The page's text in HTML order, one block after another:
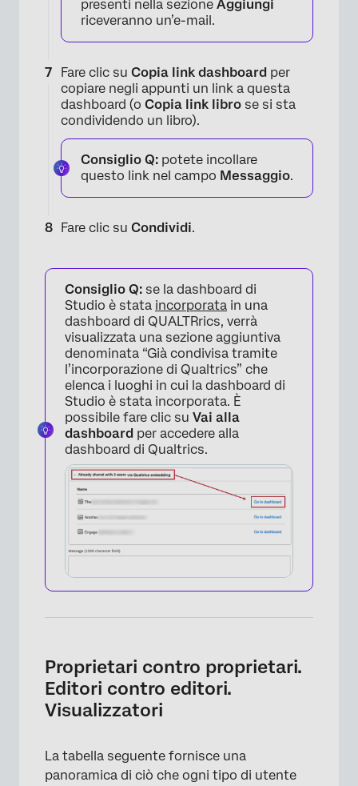
×
presenti nella sezione Aggiungi
riceveranno un’e-mail.
Fare clic su Copia link dashboard per
copiare negli appunti un link a questa
dashboard (o Copia link libro se si sta
condividendo un libro).
Consiglio Q: potete incollare
questo link nel campo Messaggio.
Fare clic su Condividi.
Consiglio Q: se la dashboard di
Studio è stata incorporata in una
dashboard di QUALTRrics, verrà
visualizzata una sezione aggiuntiva
denominata “Già condivisa tramite
l’incorporazione di Qualtrics” che
elenca i luoghi in cui la dashboard di
Studio è stata incorporata. È
possibile fare clic su Vai alla
dashboard per accedere alla
dashboard di Qualtrics.
Proprietari contro proprietari.
Editori contro editori.
Visualizzatori
La tabella seguente fornisce una
panoramica di ciò che ogni tipo di utente